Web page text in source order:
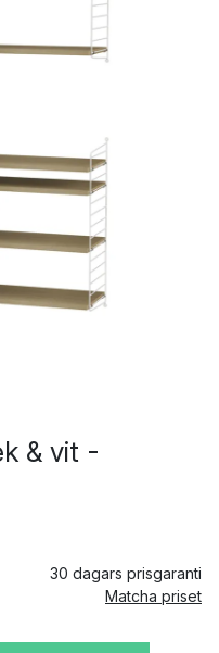
& vit -
30 dagars prisgaranti
Matcha priset